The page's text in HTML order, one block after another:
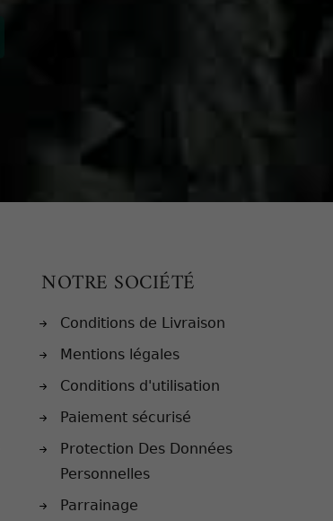
NOTRE SOCIÉTÉ
Conditions de Livraison
Mentions légales
Conditions d'utilisation
Paiement sécurisé
Protection Des Données
Personnelles
Parrainage